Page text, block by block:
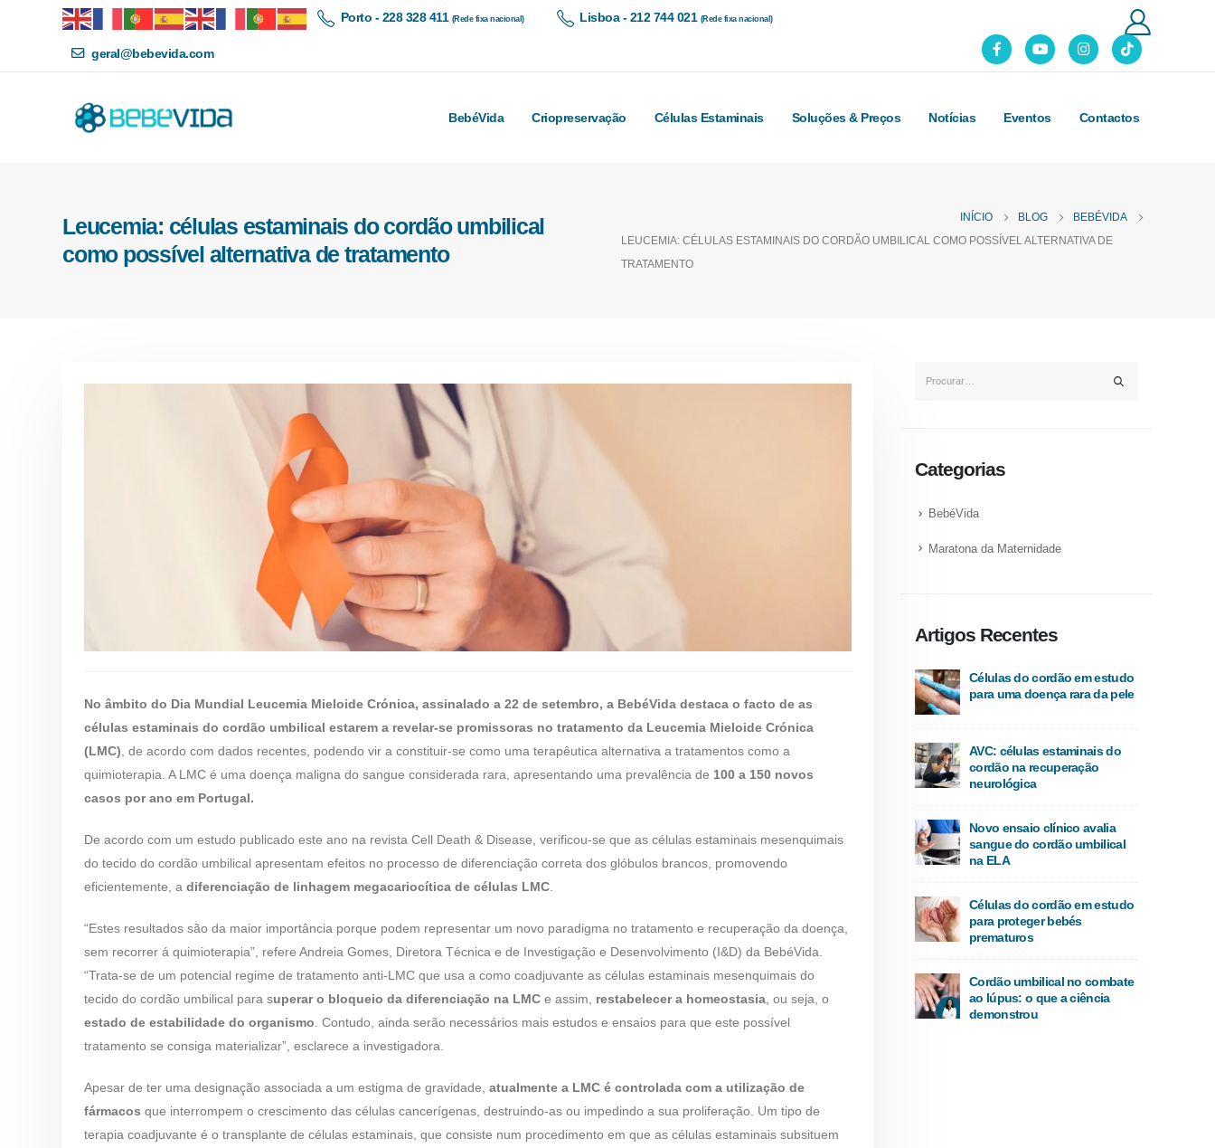
Porto - 228 328 411 (Rede fixa nacional) Lisboa - 212 744 021 (Rede fixa nacional)
geral@bebevida.com
BebéVida Criopreservação Células Estaminais Soluções & Preços Notícias Eventos Contactos
Leucemia: células estaminais do cordão umbilical
como possível alternativa de tratamento
INÍCIO BLOG
BEBÉVIDA
LEUCEMIA: CÉLULAS ESTAMINAIS DO CORDÃO UMBILICAL COMO POSSÍVEL ALTERNATIVA DE
TRATAMENTO
No âmbito do Dia Mundial Leucemia Mieloide Crónica, assinalado a 22 de setembro, a BebéVida destaca o facto de as
células estaminais do cordão umbilical estarem a revelar-se promissoras no tratamento da Leucemia Mieloide Crónica
(LMC) , de acordo com dados recentes, podendo vir a constituir-se como uma terapêutica alternativa a tratamentos como a
quimioterapia. A LMC é uma doença maligna do sangue considerada rara, apresentando uma prevalência de 100 a 150 novos
casos por ano em Portugal.
De acordo com um estudo publicado este ano na revista Cell Death & Disease, verificou-se que as células estaminais mesenquimais
do tecido do cordão umbilical apresentam efeitos no processo de diferenciação correta dos glóbulos brancos, promovendo
eficientemente, a diferenciação de linhagem megacariocítica de células LMC
“Estes resultados são da maior importância porque podem representar um novo paradigma no tratamento e recuperação da doença,
sem recorrer á quimioterapia”, refere Andreia Gomes, Diretora Técnica e de Investigação e Desenvolvimento (I&D) da BebéVida.
“Trata-se de um potencial regime de tratamento anti-LMC que usa a como coadjuvante as células estaminais mesenquimais do
tecido do cordão umbilical para superar o bloqueio da diferenciação na LMC e assim, restabelecer a homeostasia , ou seja, o
estado de estabilidade do organismo . Contudo, ainda serão necessários mais estudos e ensaios para que este possível
tratamento se consiga materializar”, esclarece a investigadora.
Apesar de ter uma designação associada a um estigma de gravidade, atualmente a LMC é controlada com a utilização de
fármacos que interrompem o crescimento das células cancerígenas, destruindo-as ou impedindo a sua proliferação. Um tipo de
terapia coadjuvante é o transplante de células estaminais, que consiste num procedimento em que as células estaminais subsituem
Categorias
BebéVida
Maratona da Maternidade
Artigos Recentes
Células do cordão em estudo
para uma doença rara da pele
AVC: células estaminais do
cordão na recuperação
neurológica
Novo ensaio clínico avalia
sangue do cordão umbilical
na ELA
Células do cordão em estudo
para proteger bebés
prematuros
Cordão umbilical no combate
ao lúpus: o que a ciência
demonstrou